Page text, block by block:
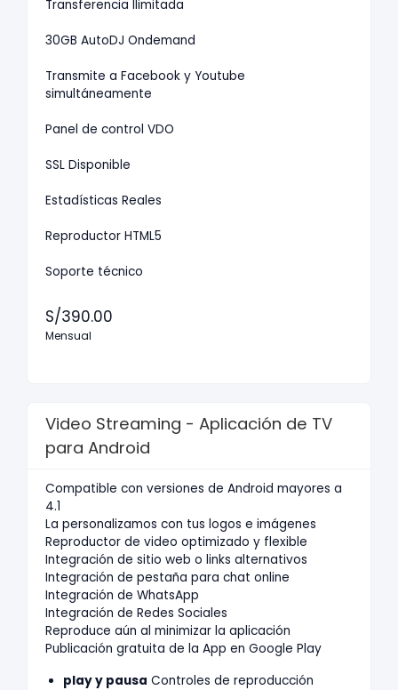
Transferencia Ilimitada
30GB AutoDJ Ondemand
Transmite a Facebook y Youtube
simultáneamente
Panel de control VDO
SSL Disponible
Estadísticas Reales
Reproductor HTML5
Soporte técnico
S/390.00
Mensual
Video Streaming - Aplicación de TV
para Android
Compatible con versiones de Android mayores a
4.1
La personalizamos con tus logos e imágenes
Reproductor de video optimizado y flexible
Integración de sitio web o links alternativos
Integración de pestaña para chat online
Integración de WhatsApp
Integración de Redes Sociales
Reproduce aún al minimizar la aplicación
Publicación gratuita de la App en Google Play
play y pausa Controles de reproducción